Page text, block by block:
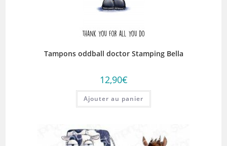
Tampons oddball doctor Stamping Bella
12,90€
Ajouter au panier